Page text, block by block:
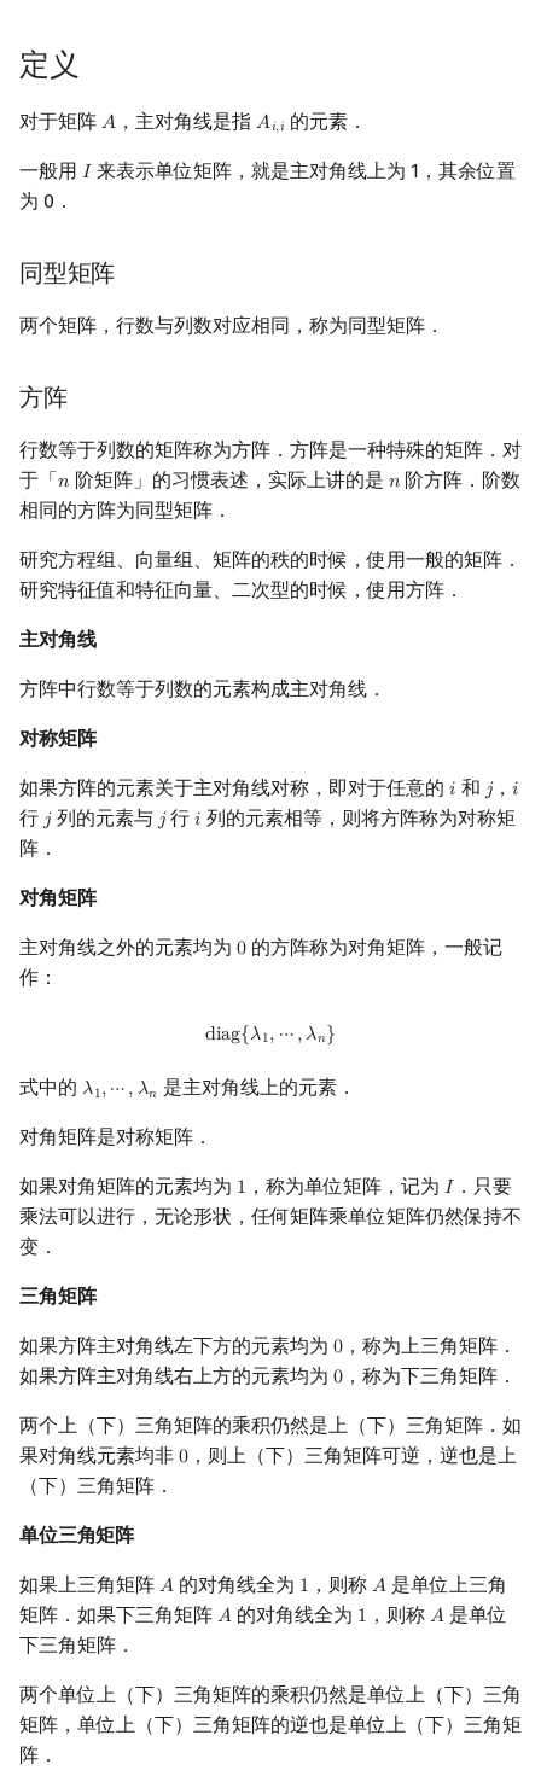
Pell 方程
定义
对于矩阵 𝐴
A ，主对角线是指 𝐴𝑖,𝑖
Ai,i 的元素．
一般用 𝐼
I来表示单位矩阵，就是主对角线上为 1，其余位置
为 0．
同型矩阵
两个矩阵，行数与列数对应相同，称为同型矩阵．
方阵
行数等于列数的矩阵称为方阵．方阵是一种特殊的矩阵．对
于「𝑛
n 阶矩阵」的习惯表述，实际上讲的是 𝑛
n 阶方阵．阶数
相同的方阵为同型矩阵．
研究方程组、向量组、矩阵的秩的时候，使用一般的矩阵．
研究特征值和特征向量、二次型的时候，使用方阵．
主对角线
方阵中行数等于列数的元素构成主对角线．
对称矩阵
如果方阵的元素关于主对角线对称，即对于任意的 𝑖
i 和 𝑗
j，𝑖
i
行 𝑗
j列的元素与 𝑗
j行𝑖
i 列的元素相等，则将方阵称为对称矩
阵．
对角矩阵
主对角线之外的元素均为 0
0 的方阵称为对角矩阵，一般记
作：
diag{𝜆1, ⋯,𝜆𝑛}
diag {λ1 λn }
式中的 𝜆1,⋯, 𝜆𝑛
λ1,⋯, λ n 是主对角线上的元素．
对角矩阵是对称矩阵．
如果对角矩阵的元素均为 1
1 ，称为单位矩阵，记为 𝐼
I．只要
乘法可以进行，无论形状，任何矩阵乘单位矩阵仍然保持不
变．
三角矩阵
如果方阵主对角线左下方的元素均为 0
0 ，称为上三角矩阵．
如果方阵主对角线右上方的元素均为 0
0 ，称为下三角矩阵．
两个上（下）三角矩阵的乘积仍然是上（下）三角矩阵．如
果对角线元素均非 0
0 ，则上（下）三角矩阵可逆，逆也是上
（下）三角矩阵．
单位三角矩阵
如果上三角矩阵 𝐴
A 的对角线全为 1
1 ，则称 𝐴
A 是单位上三角
矩阵．如果下三角矩阵 𝐴
A 的对角线全为 1
1 ，则称 𝐴
A 是单位
下三角矩阵．
两个单位上（下）三角矩阵的乘积仍然是单位上（下）三角
矩阵，单位上（下）三角矩阵的逆也是单位上（下）三角矩
阵．